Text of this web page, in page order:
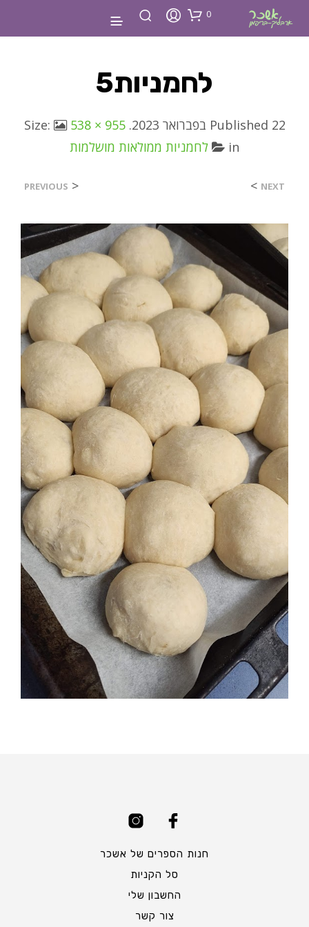
0
לחמניות5
Published 22 בפברואר 2023 . Size:
538 × 955
in
לחמניות ממולאות מושלמות
<
PREVIOUS NEXT
>
חנות הספרים של אשכר
סל הקניות
החשבון שלי
צור קשר